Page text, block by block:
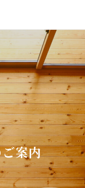
案内